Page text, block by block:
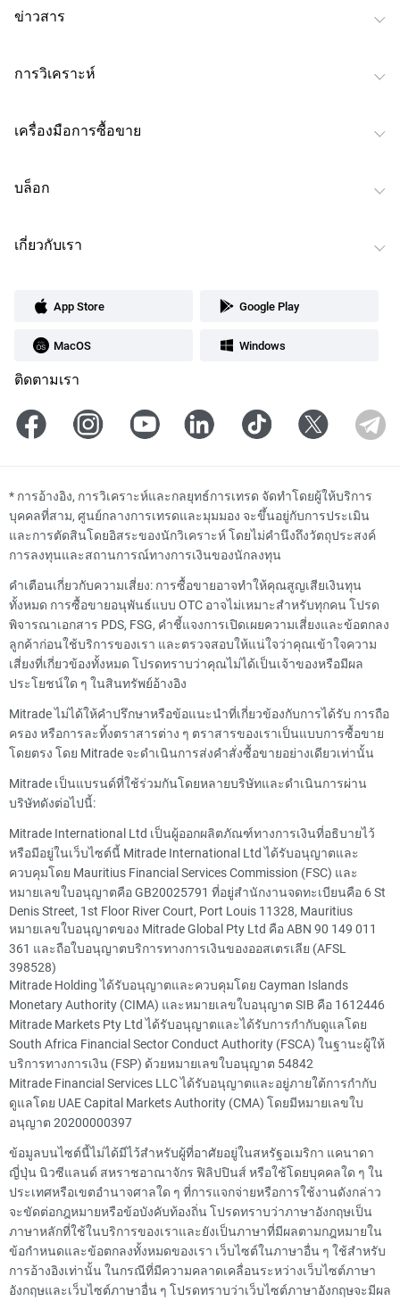
ข่าวสาร
การวิเคราะห์
เครื่องมือการซื้อขาย
บล็อก
เกี่ยวกับเรา
App Store Google Play
MacOS Windows
ติดตามเรา
* การอ้างอิง, การวิเคราะห์และกลยุทธ์การเทรด จัดทำโดยผู้ให้บริการ
บุคคลที่สาม, ศูนย์กลางการเทรดและมุมมอง จะขึ้นอยู่กับการประเมิน
และการตัดสินโดยอิสระของนักวิเคราะห์ โดยไม่คำนึงถึงวัตถุประสงค์
การลงทุนและสถานการณ์ทางการเงินของนักลงทุน
คำเตือนเกี่ยวกับความเสี่ยง: การซื้อขายอาจทำให้คุณสูญเสียเงินทุน
ทั้งหมด การซื้อขายอนุพันธ์แบบ OTC อาจไม่เหมาะสำหรับทุกคน โปรด
พิจารณาเอกสาร PDS, FSG, คำชี้แจงการเปิดเผยความเสี่ยงและข้อตกลง
ลูกค้าก่อนใช้บริการของเรา และตรวจสอบให้แน่ใจว่าคุณเข้าใจความ
เสี่ยงที่เกี่ยวข้องทั้งหมด โปรดทราบว่าคุณไม่ได้เป็นเจ้าของหรือมีผล
ประโยชน์ใด ๆ ในสินทรัพย์อ้างอิง
Mitrade ไม่ได้ให้คำปรึกษาหรือข้อแนะนำที่เกี่ยวข้องกับการได้รับ การถือ
ครอง หรือการละทิ้งตราสารต่าง ๆ ตราสารของเราเป็นแบบการซื้อขาย
โดยตรง โดย Mitrade จะดำเนินการส่งคำสั่งซื้อขายอย่างเดียวเท่านั้น
Mitrade เป็นแบรนด์ที่ใช้ร่วมกันโดยหลายบริษัทและดำเนินการผ่าน
บริษัทดังต่อไปนี้:
Mitrade International Ltd เป็นผู้ออกผลิตภัณฑ์ทางการเงินที่อธิบายไว้
หรือมีอยู่ในเว็บไซต์นี้ Mitrade International Ltd ได้รับอนุญาตและ
ควบคุมโดย Mauritius Financial Services Commission (FSC) และ
หมายเลขใบอนุญาตคือ GB20025791 ที่อยู่สำนักงานจดทะเบียนคือ 6 St
Denis Street, 1st Floor River Court, Port Louis 11328, Mauritius
หมายเลขใบอนุญาตของ Mitrade Global Pty Ltd คือ ABN 90 149 011
361 และถือใบอนุญาตบริการทางการเงินของออสเตรเลีย (AFSL
398528)
Mitrade Holding ได้รับอนุญาตและควบคุมโดย Cayman Islands
Monetary Authority (CIMA) และหมายเลขใบอนุญาต SIB คือ 1612446
Mitrade Markets Pty Ltd ได้รับอนุญาตและได้รับการกำกับดูแลโดย
South Africa Financial Sector Conduct Authority (FSCA) ในฐานะผู้ให้
บริการทางการเงิน (FSP) ด้วยหมายเลขใบอนุญาต 54842
Mitrade Financial Services LLC ได้รับอนุญาตและอยู่ภายใต้การกำกับ
ดูแลโดย UAE Capital Markets Authority (CMA) โดยมีหมายเลขใบ
อนุญาต 20200000397
ข้อมูลบนไซต์นี้ไม่ได้มีไว้สำหรับผู้ที่อาศัยอยู่ในสหรัฐอเมริกา แคนาดา
ญี่ปุ่น นิวซีแลนด์ สหราชอาณาจักร ฟิลิปปินส์ หรือใช้โดยบุคคลใด ๆ ใน
ประเทศหรือเขตอำนาจศาลใด ๆ ที่การแจกจ่ายหรือการใช้งานดังกล่าว
จะขัดต่อกฎหมายหรือข้อบังคับท้องถิ่น โปรดทราบว่าภาษาอังกฤษเป็น
ภาษาหลักที่ใช้ในบริการของเราและยังเป็นภาษาที่มีผลตามกฎหมายใน
ข้อกำหนดและข้อตกลงทั้งหมดของเรา เว็บไซต์ในภาษาอื่น ๆ ใช้สำหรับ
การอ้างอิงเท่านั้น ในกรณีที่มีความคลาดเคลื่อนระหว่างเว็บไซต์ภาษา
อังกฤษและเว็บไซต์ภาษาอื่น ๆ โปรดทราบว่าเว็บไซต์ภาษาอังกฤษจะมีผล